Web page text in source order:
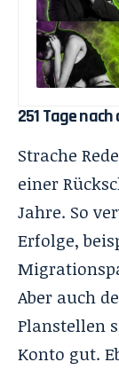
251 Tage
Strache
einer
Jahre. So
Erfolge,
Aber auch
Planstellen
Konto gut.